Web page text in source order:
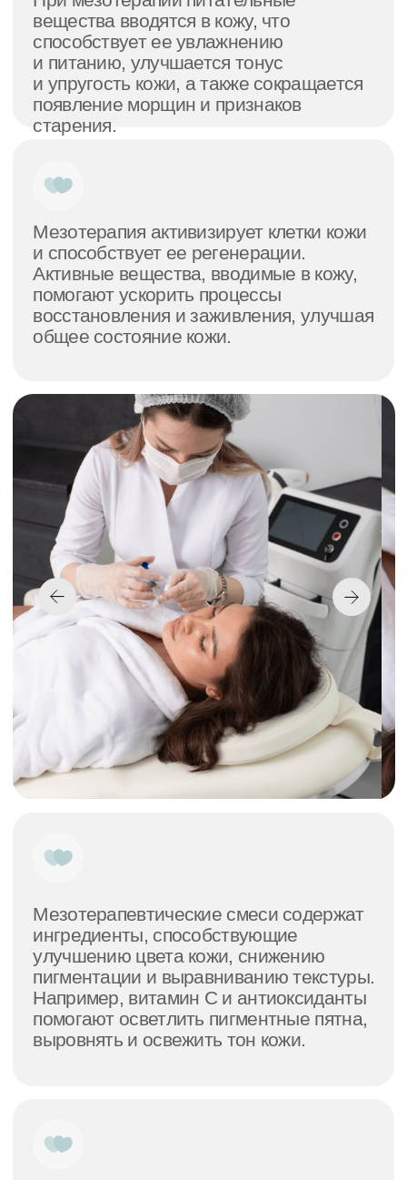
Мезотерапевтические смеси содержат
ингредиенты, способствующие
улучшению цвета кожи, снижению
пигментации и выравниванию текстуры.
Например, витамин С и антиоксиданты
помогают осветлить пигментные пятна,
Мезотерапия эффективна для
коррекции проблемной кожи, такой как
акне, купероз, розацеа. Активные
вещества помогают уменьшить
воспаление, сократить секрецию
кожного жира и улучшить тонус
InLove Beauty —
комплексный подход
к совершенствованию
внешности и здоровья
Широкий выбор
проверенных методик
C учетом новейших научных
достижений и эффективных аппаратных
и инъекционных методик
Высокий профессионализм
Помогут вам достигнуть наилучшего
результата, используя международные
стандарты и передовые методики
современной медицины
Большой парк современного
известных мировых брендах и аппаратах